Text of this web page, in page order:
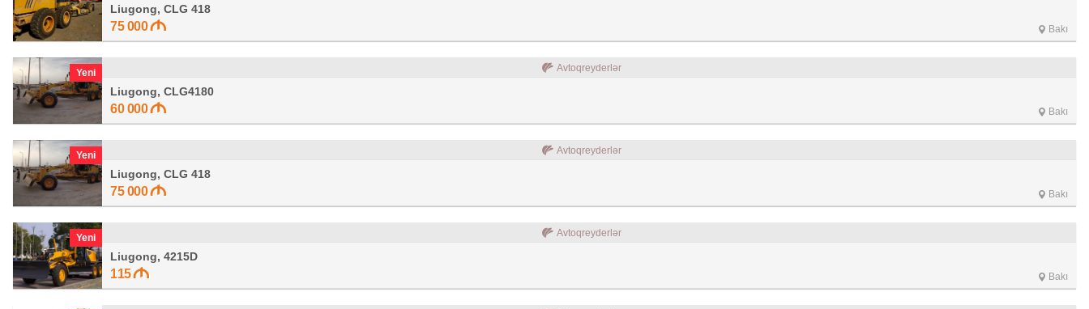
Liugong, CLG 418
75 000 Bakı
Yeni Avtoqreyderlər
Liugong, CLG4180
60 000 Bakı
Yeni Avtoqreyderlər
Liugong, CLG 418
75 000 Bakı
Yeni Avtoqreyderlər
Liugong, 4215D
115 Bakı